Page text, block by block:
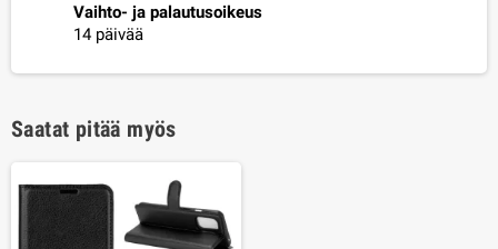
Vaihto- ja palautusoikeus
14 päivää
Saatat pitää myös